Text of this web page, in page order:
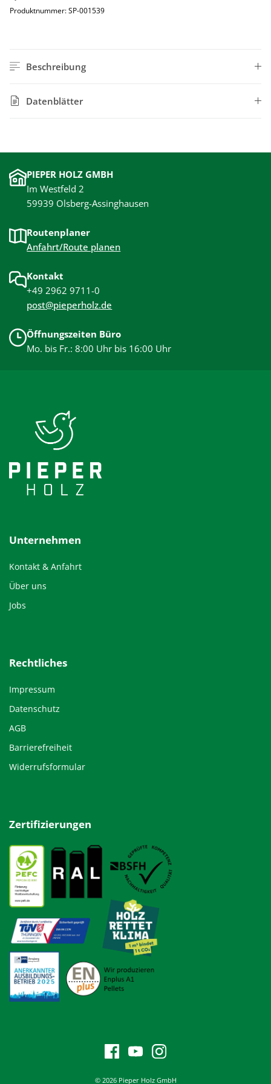
Produktnummer:SP-001539
Beschreibung
Datenblätter
PIEPER HOLZ GMBH
Im Westfeld 2
59939 Olsberg-Assinghausen
Routenplaner
Anfahrt/Route planen
Kontakt
+49 2962 9711-0
post@pieperholz.de
Öffnungszeiten Büro
Mo. bis Fr.: 8:00 Uhr bis 16:00 Uhr
Unternehmen
Kontakt & Anfahrt
Über uns
Jobs
Rechtliches
Impressum
Datenschutz
AGB
Barrierefreiheit
Widerrufsformular
Zertifizierungen
© 2026 Pieper Holz GmbH